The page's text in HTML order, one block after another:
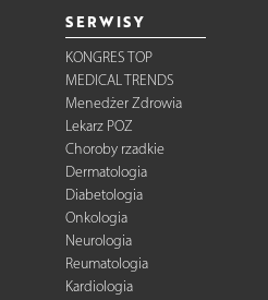
SERWISY
KONGRES TOP
MEDICAL TRENDS
Menedżer Zdrowia
Lekarz POZ
Choroby rzadkie
Dermatologia
Diabetologia
Onkologia
Neurologia
Reumatologia
Kardiologia